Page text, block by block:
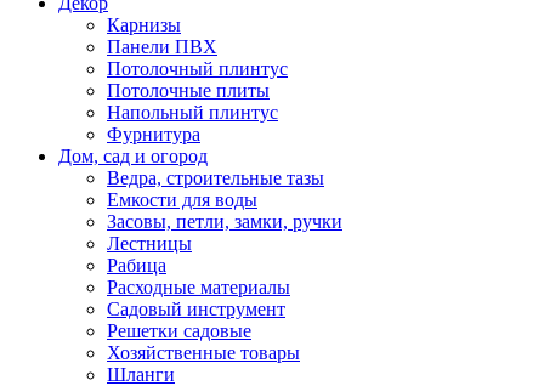
Карнизы
Панели ПВХ
Потолочный плинтус
Потолочные плиты
Напольный плинтус
Фурнитура
Дом, сад и огород
Ведра, строительные тазы
Емкости для воды
Засовы, петли, замки, ручки
Лестницы
Рабица
Расходные материалы
Садовый инструмент
Решетки садовые
Хозяйственные товары
Шланги